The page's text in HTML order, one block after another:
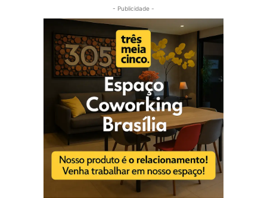
- Publicidade -